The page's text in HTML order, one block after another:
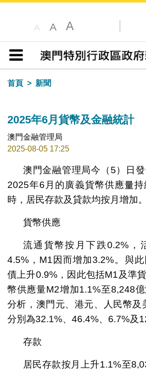
A A A
目錄
首頁
新聞
2025年6月貨幣及金融統計
澳門金融管理局
2025-08-05 17:25
澳門金融管理局今（5）日發
2025年6月的廣義貨幣供應量
時，居民存款及貸款均按月增加。
貨幣供應
流通貨幣按月下跌0.2%，
4.5%，M1因而增加3.2%。與
債上升0.9%，因此包括M1及準
幣供應量M2增加1.1%至8,248
分析，澳門元、港元、人民幣及
分別為32.1%、46.4%、6.7%及
存款
居民存款按月上升1.1%至